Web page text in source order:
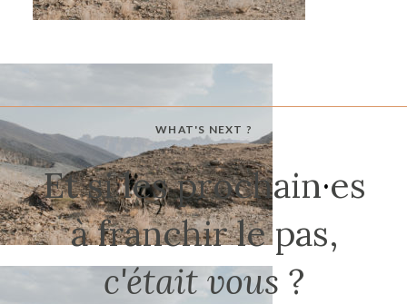
WHAT'S NEXT ?
Et si les prochain·es
à franchir le pas,
c'était vous ?
PORTFOLIO
JOURNAL
CONTACT